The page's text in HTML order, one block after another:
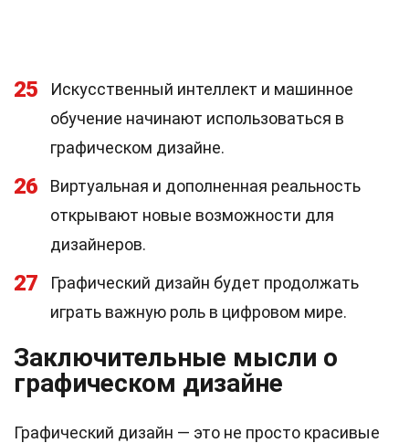
25
Искусственный интеллект и машинное
обучение начинают использоваться в
графическом дизайне.
26
Виртуальная и дополненная реальность
открывают новые возможности для
дизайнеров.
27
Графический дизайн будет продолжать
играть важную роль в цифровом мире.
Заключительные мысли о
графическом дизайне
Графический дизайн — это не просто красивые